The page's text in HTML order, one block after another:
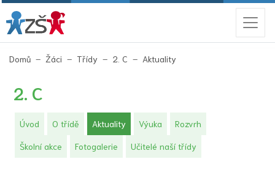
Domů Žáci Třídy 2. C Aktuality
2. C
Úvod O třídě Aktuality(aktuální)
Výuka Rozvrh
Školní akce Fotogalerie Učitelé naší třídy